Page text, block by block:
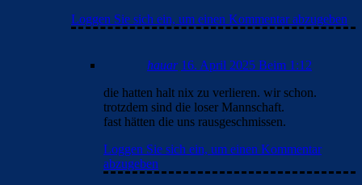
Loggen Sie sich ein, um einen Kommentar abzugeben
hauar 16. April 2025 Beim 1:12
die hatten halt nix zu verlieren. wir schon.
trotzdem sind die loser Mannschaft.
fast hätten die uns rausgeschmissen.
Loggen Sie sich ein, um einen Kommentar
abzugeben